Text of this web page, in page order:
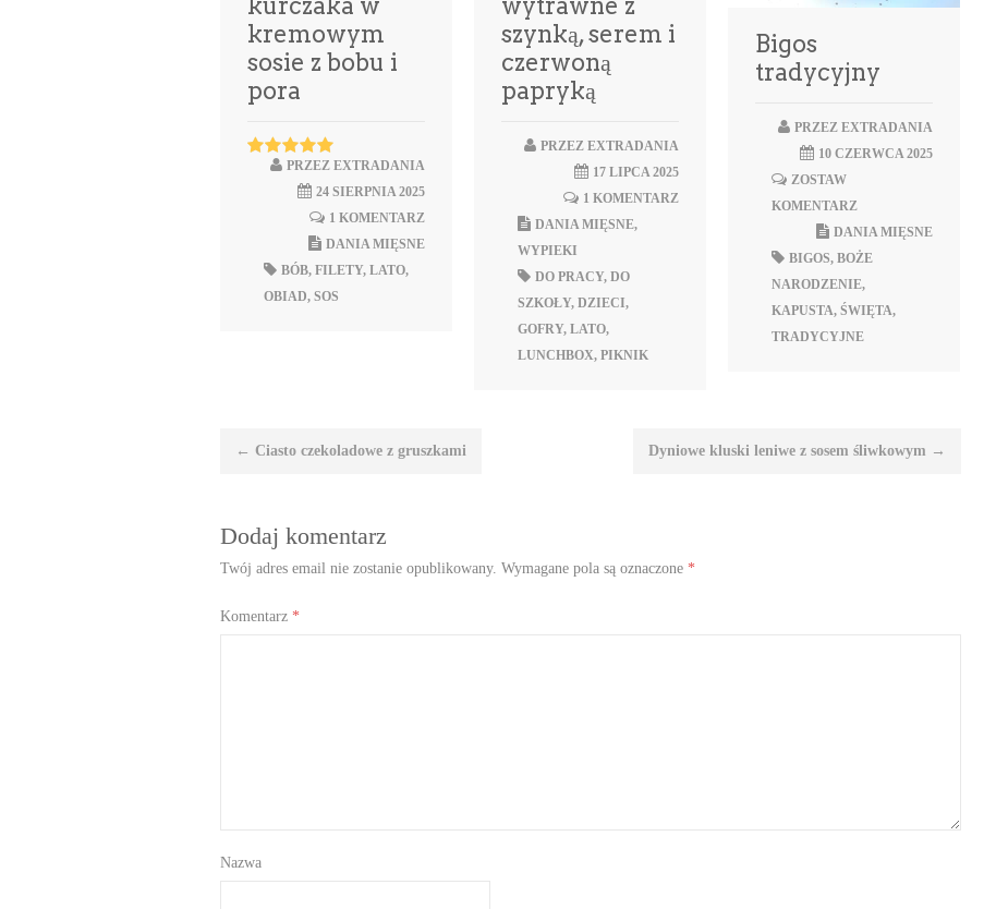
kremowym
sosie z bobu i
pora
PRZEZ EXTRADANIA
24 SIERPNIA 2025
1 KOMENTARZ
DANIA MIĘSNE
BÓB, FILETY, LATO,
OBIAD, SOS
szynką, serem i
czerwoną
papryką
PRZEZ EXTRADANIA
17 LIPCA 2025
1 KOMENTARZ
DANIA MIĘSNE,
WYPIEKI
DO PRACY, DO
SZKOŁY, DZIECI,
GOFRY, LATO,
LUNCHBOX, PIKNIK
Bigos
tradycyjny
PRZEZ EXTRADANIA
10 CZERWCA 2025
ZOSTAW
KOMENTARZ
DANIA MIĘSNE
BIGOS, BOŻE
NARODZENIE,
KAPUSTA, ŚWIĘTA,
TRADYCYJNE
Nawigacja
← Ciasto czekoladowe z gruszkami Dyniowe kluski leniwe z sosem śliwkowym →
Dodaj komentarz
Twój adres email nie zostanie opublikowany. Wymagane pola są oznaczone *
Komentarz *
Nazwa